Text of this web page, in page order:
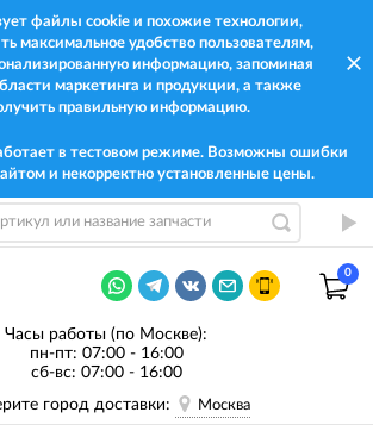
файлы cookie и похожие технологии,
максимальное удобство пользователям,
информацию, запоминая
маркетинга и продукции, а также
правильную информацию.
в тестовом режиме. Возможны ошибки
и некорректно установленные цены.
0
Часы работы (по Москве):
пн-пт: 07:00 - 16:00
сб-вс: 07:00 - 16:00
город доставки:
Москва